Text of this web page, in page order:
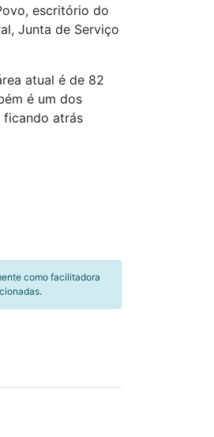
escritório do
Junta de Serviço
atual é de 82
é um dos
ficando atrás
como facilitadora